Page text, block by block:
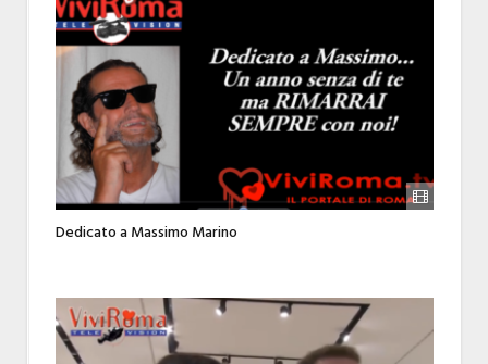
Dedicato a Massimo Marino